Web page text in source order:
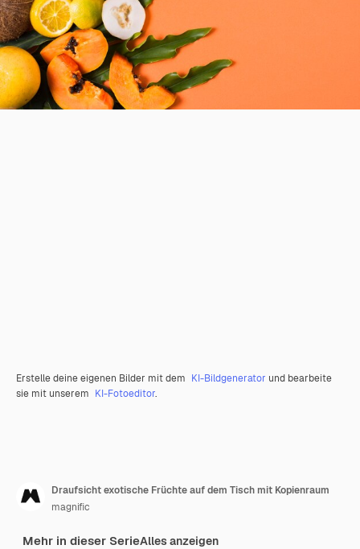
Erstelle deine eigenen Bilder mit dem KI-Bildgenerator und bearbeite
sie mit unserem KI-Fotoeditor.
Draufsicht exotische Früchte auf dem Tisch mit Kopienraum
magnific
Mehr in dieser SerieAlles anzeigen